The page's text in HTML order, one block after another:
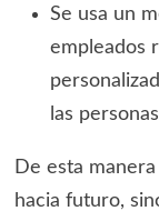
Se usa un
empleados
las
De esta
hacia futuro,